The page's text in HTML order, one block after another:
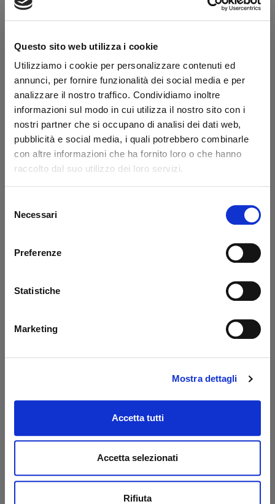
Questo sito web utilizza i cookie
Utilizziamo i cookie per personalizzare contenuti ed
annunci, per fornire funzionalità dei social media e per
analizzare il nostro traffico. Condividiamo inoltre
informazioni sul modo in cui utilizza il nostro sito con i
nostri partner che si occupano di analisi dei dati web,
pubblicità e social media, i quali potrebbero combinarle
con altre informazioni che ha fornito loro o che hanno
raccolto dal suo utilizzo dei loro servizi.
delNecessari
Preferenze
Statistiche
Marketing
Mostra dettagli
Accetta tutti
Accetta selezionati
Rifiuta
Dhollandia
Codice: 35927T
€ 1,30+IVA
Disponibile
Acquista
acciaio Ø 50
Dhollandia
€ 9,65+IVA
Da ordinare
Acquista
piattaforma Ø 35
Codice: 41307D
+IVA